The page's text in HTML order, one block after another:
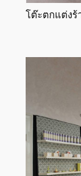
โต๊ะตกแต่งร้